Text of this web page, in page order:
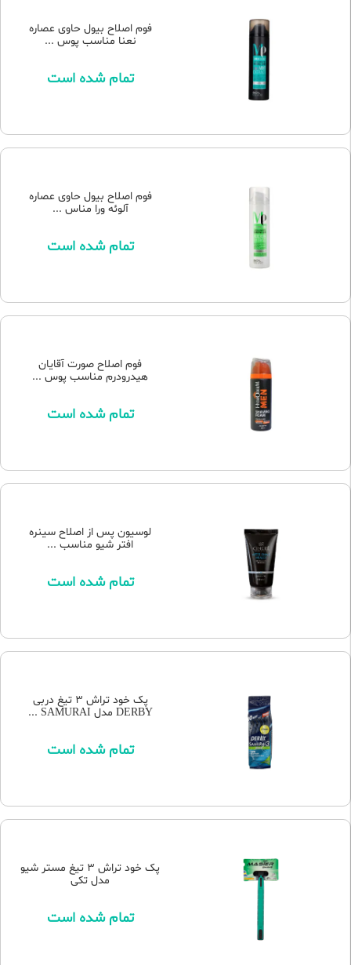
فوم اصلاح بیول حاوی عصاره
نعنا مناسب پوس ...
تمام شده است
فوم اصلاح بیول حاوی عصاره
آلوئه ورا مناس ...
تمام شده است
فوم اصلاح صورت آقایان
هیدرودرم مناسب پوس ...
تمام شده است
لوسیون پس از اصلاح سینره
افتر شیو مناسب ...
تمام شده است
پک خود تراش 3 تیغ دربی
DERBY مدل SAMURAI ...
تمام شده است
پک خود تراش 3 تیغ مستر شیو
مدل تکی
تمام شده است